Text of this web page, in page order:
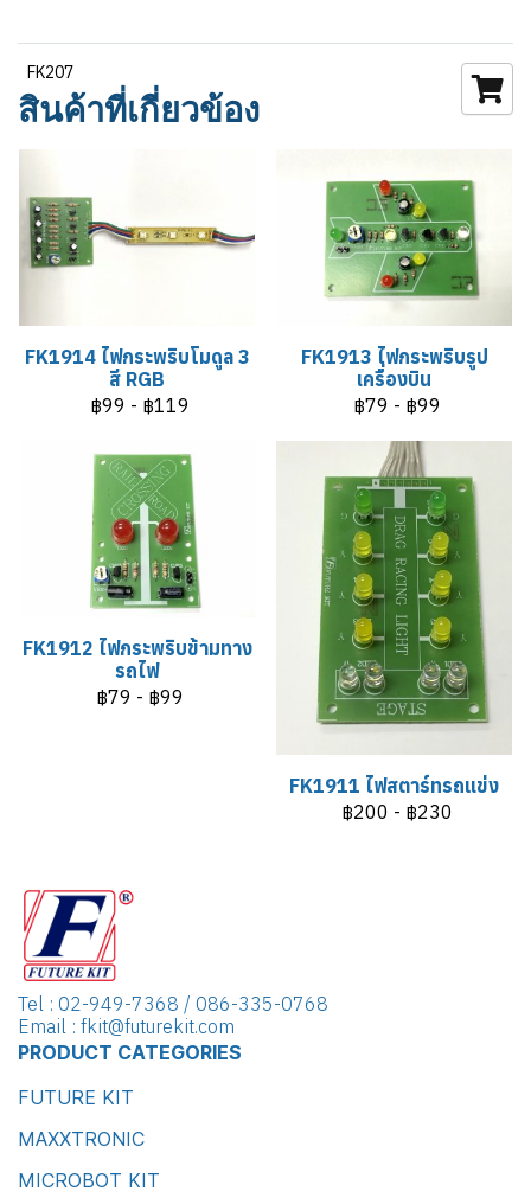
FK207
สินค้าที่เกี่ยวข้อง
FK1914 ไฟกระพริบโมดูล 3
สี RGB
฿99 - ฿119
FK1913 ไฟกระพริบรูป
เครื่องบิน
฿79 - ฿99
FK1912 ไฟกระพริบข้ามทาง
รถไฟ
฿79 - ฿99
FK1911 ไฟสตาร์ทรถแข่ง
฿200 - ฿230
Tel : 02-949-7368 / 086-335-0768
Email : fkit@futurekit.com
PRODUCT CATEGORIES
FUTURE KIT
MAXXTRONIC
MICROBOT KIT